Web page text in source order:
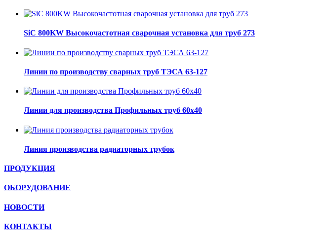
SiC 800KW Высокочастотная сварочная установка для труб 273
Линии по производству сварных труб ТЭСА 63-127
Линии для производства Профильных труб 60х40
Линия производства радиаторных трубок
ПРОДУКЦИЯ
ОБОРУДОВАНИЕ
НОВОСТИ
КОНТАКТЫ